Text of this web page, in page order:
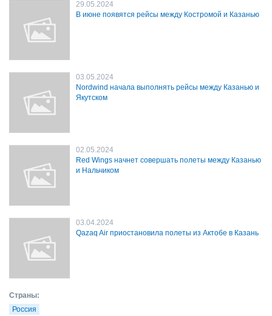
29.05.2024
В июне появятся рейсы между Костромой и Казанью
03.05.2024
Nordwind начала выполнять рейсы между Казанью и
Якутском
02.05.2024
Red Wings начнет совершать полеты между Казанью
и Нальчиком
03.04.2024
Qazaq Air приостановила полеты из Актобе в Казань
Страны:
Россия